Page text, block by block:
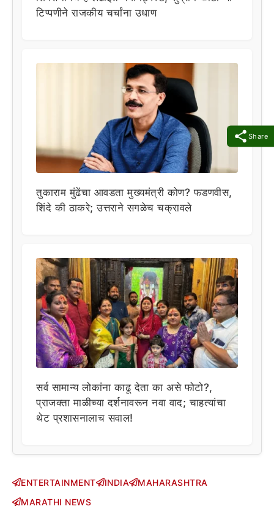
Share
टिप्पणीने राजकीय चर्चांना उधाण
तुकाराम मुंढेंचा आवडता मुख्यमंत्री कोण? फडणवीस,
शिंदे की ठाकरे; उत्तराने सगळेच चक्रावले
सर्व सामान्य लोकांना काढू देता का असे फोटो?,
प्राजक्ता माळीच्या दर्शनावरून नवा वाद; चाहत्यांचा
थेट प्रशासनालाच सवाल!
ENTERTAINMENT INDIA
MAHARASHTRA
MARATHI NEWS